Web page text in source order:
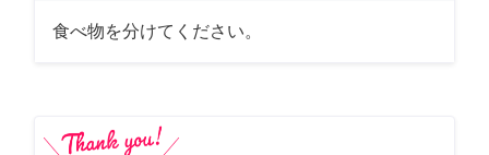
食べ物を分けてください。